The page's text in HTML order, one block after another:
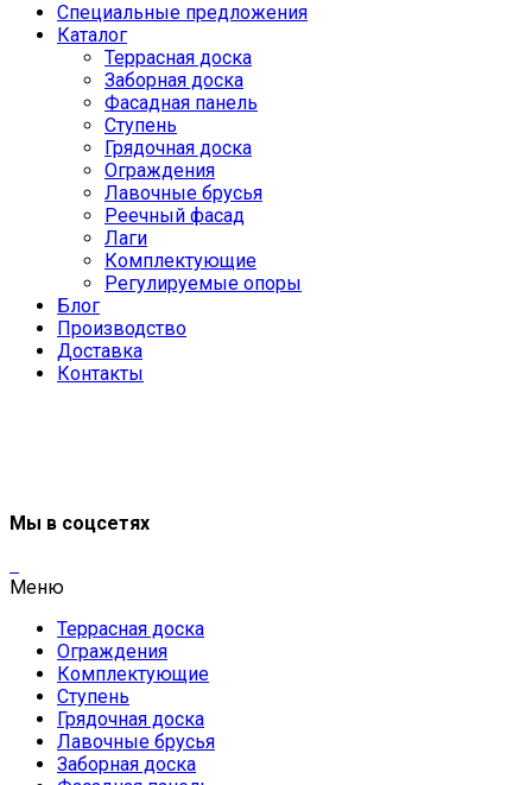
Специальные предложения
Каталог
Террасная доска
Заборная доска
Фасадная панель
Ступень
Грядочная доска
Ограждения
Лавочные брусья
Реечный фасад
Лаги
Комплектующие
Регулируемые опоры
Блог
Производство
Доставка
Контакты
Мы в соцсетях
Меню
Террасная доска
Ограждения
Комплектующие
Ступень
Грядочная доска
Лавочные брусья
Заборная доска